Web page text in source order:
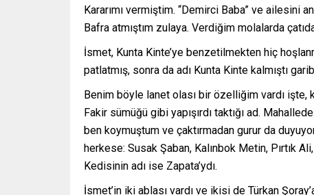
Kararımı vermiştim. “Demirci Baba” ve ailesini
Bafra atmıştım zulaya. Verdiğim molalarda
İsmet, Kunta Kinte’ye benzetilmekten hiç
patlatmış, sonra da adı Kunta Kinte kalmıştı
Benim böyle lanet olası bir özelliğim vardı işte,
Fakir sümüğü gibi yapışırdı taktığı ad.
ben koymuştum ve çaktırmadan gurur da
herkese: Susak Şaban, Kalınbok Metin, Pırtık
Kedisinin adı ise Zapata’ydı.
İsmet’in iki ablası vardı ve ikisi de Türkan